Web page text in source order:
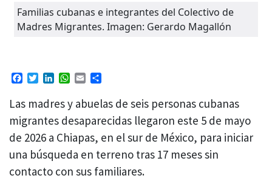
Familias cubanas e integrantes del Colectivo de
Madres Migrantes. Imagen: Gerardo Magallón
Facebook
TwitterLinkedIn
WhatsApp
Email
Las madres y abuelas de seis personas cubanas
migrantes desaparecidas llegaron este 5 de mayo
de 2026 a Chiapas, en el sur de México, para iniciar
una búsqueda en terreno tras 17 meses sin
contacto con sus familiares.